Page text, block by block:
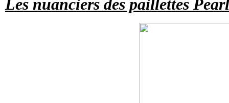
Les nuanciers des paillettes